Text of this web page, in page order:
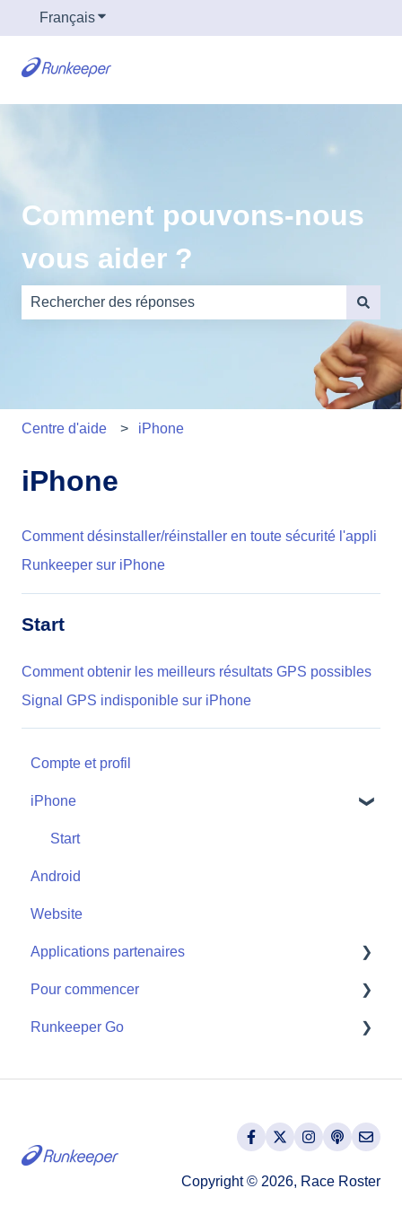
FrançaisAfficher le sous-menu pour les traductions
Comment pouvons-nous
vous aider ?
Il n'y a aucune suggestion car le champ de recherche
Centre d'aide iPhone
iPhone
Comment désinstaller/réinstaller en toute sécurité l'appli
Runkeeper sur iPhone
Start
Comment obtenir les meilleurs résultats GPS possibles
Signal GPS indisponible sur iPhone
Compte et profil
iPhone
Start
Android
Website
Applications partenaires
Apple Watch
Applications partenaires
Pour commencer
Getting Started
Runkeeper Go
Copyright © 2026, Race Roster